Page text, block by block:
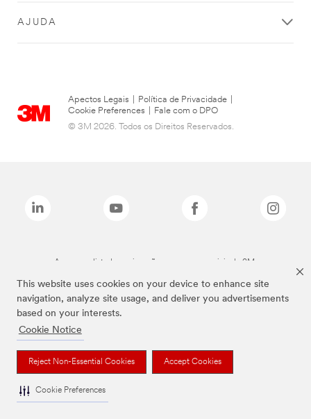
This website uses cookies on your device to enhance site
navigation, analyze site usage, and deliver you advertisements
based on your interests.
Cookie Notice
Reject Non-Essential Cookies Accept Cookies
Cookie Preferences
AJUDA
Apectos Legais Política de Privacidade
Cookie Preferences
Fale com o DPO
© 3M 2026. Todos os Direitos Reservados.
As marcas listadas a cima são marcas comerciais da 3M.